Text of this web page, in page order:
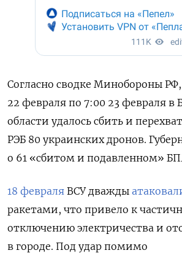
Согласно сводке Минобороны РФ,
22 февраля по 7:00 23 февраля в
области удалось сбить и
РЭБ 80 украинских дронов.
о 61 «сбитом и подавленном»
18 февраля ВСУ дважды
ракетами, что привело к
отключению электричества и
в городе. Под удар помимо